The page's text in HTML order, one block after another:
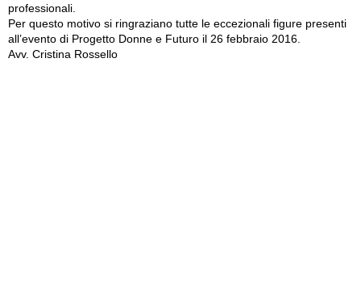
professionali.
Per questo motivo si ringraziano tutte le eccezionali figure presenti
all’evento di Progetto Donne e Futuro il 26 febbraio 2016.
Avv. Cristina Rossello